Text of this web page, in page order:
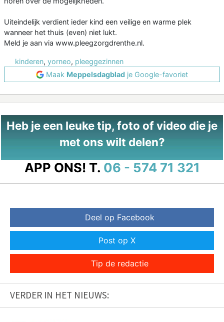
Uiteindelijk verdient ieder kind een veilige en warme plek
wanneer het thuis (even) niet lukt.
Meld je aan via www.pleegzorgdrenthe.nl.
kinderen, yorneo, pleeggezinnen
Maak Meppelsdagblad je Google-favoriet
Heb je een leuke tip, foto of video die je
met ons wilt delen?
APP ONS! T. 06 - 574 71 321
Deel op Facebook
Post op X
Tip de redactie
VERDER IN HET NIEUWS: